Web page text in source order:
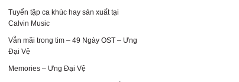
Tuyển tập ca khúc hay sản xuất tại
Calvin Music
Vẫn mãi trong tim – 49 Ngày OST – Ưng
Đại Vệ
Memories – Ưng Đại Vệ